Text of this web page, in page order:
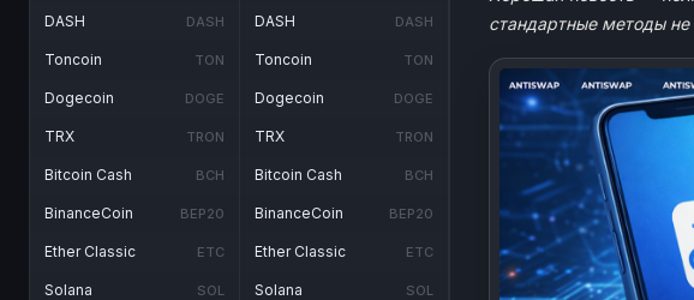
DASH DASH
Toncoin TON
Dogecoin DOGE
TRX TRON
Bitcoin Cash BCH
BinanceCoin BEP20
Ether Classic ETC
Solana SOL
DASH DASH
Toncoin TON
Dogecoin DOGE
TRX TRON
Bitcoin Cash BCH
BinanceCoin BEP20
Ether Classic ETC
Solana SOL
стандартные методы